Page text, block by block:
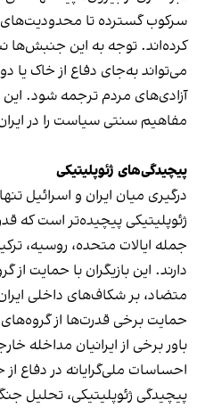
سرکوب گسترده تا محدودیت‌های
کرده‌اند. توجه به این
می‌تواند به‌جای دفاع از خاک یا
آزادی‌های مردم ترجمه شود.
مفاهیم سنتی سیاست را در
پیچیدگی‌های ژئوپلیتیکی
درگیری میان ایران و اسرائیل
ژئوپلیتیکی پیچیده‌تر است که
جمله ایالات متحده، روسیه،
دارند. این بازیگران با حمایت
متضاد، بر شکاف‌های داخلی
حمایت برخی قدرت‌ها از
باور برخی از ایرانیان مداخله
احساسات ملی‌گرایانه در دفاع
پیچیدگی ژئوپلیتیکی، تحلیل